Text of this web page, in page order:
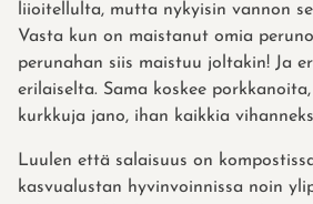
liioitellulta, mutta nykyisin vannon
Vasta kun on maistanut omia
perunahan siis maistuu joltakin! Ja
erilaiselta. Sama koskee
kurkkuja jano, ihan kaikkia
Luulen että salaisuus on
kasvualustan hyvinvoinnissa noin